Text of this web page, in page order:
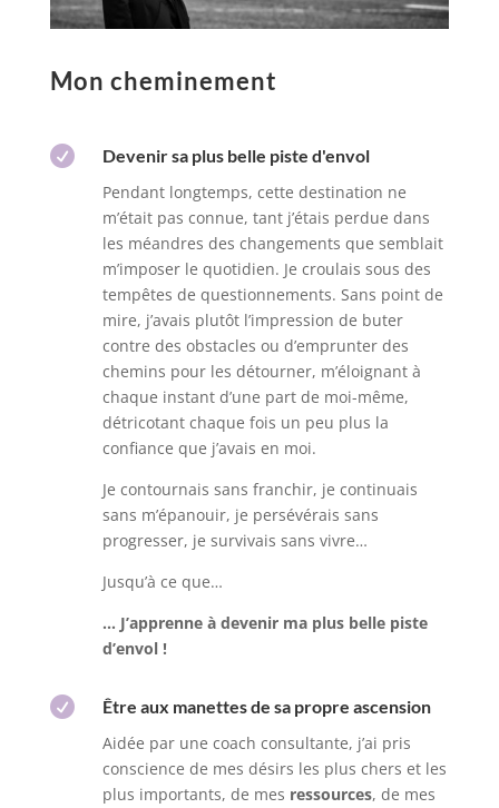
Mon cheminement

Devenir sa plus belle piste d'envol
Pendant longtemps, cette destination ne
m’était pas connue, tant j’étais perdue dans
les méandres des changements que semblait
m’imposer le quotidien. Je croulais sous des
tempêtes de questionnements. Sans point de
mire, j’avais plutôt l’impression de buter
contre des obstacles ou d’emprunter des
chemins pour les détourner, m’éloignant à
chaque instant d’une part de moi-même,
détricotant chaque fois un peu plus la
confiance que j’avais en moi.
Je contournais sans franchir, je continuais
sans m’épanouir, je persévérais sans
progresser, je survivais sans vivre…
Jusqu’à ce que…
… J’apprenne à devenir ma plus belle piste
d’envol !

Être aux manettes de sa propre ascension
Aidée par une coach consultante, j’ai pris
conscience de mes désirs les plus chers et les
plus importants, de mes ressources, de mes